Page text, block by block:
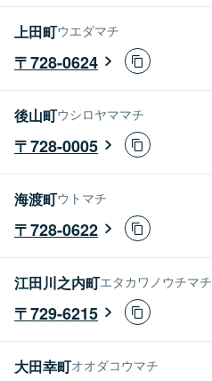
上田町ウエダマチ
728-0624
後山町ウシロヤママチ
728-0005
海渡町ウトマチ
728-0622
江田川之内町エタカワノウチマチ
729-6215
大田幸町オオダコウマチ